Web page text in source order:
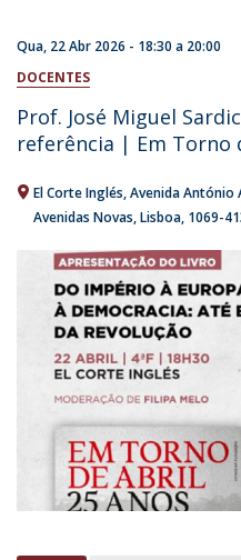
Qua, 22 Abr 2026 - 18:30 a 20:00
DOCENTES
Prof. José Miguel
referência | Em Torno
El Corte Inglés Avenida António
Avenidas Novas, Lisboa 1069-